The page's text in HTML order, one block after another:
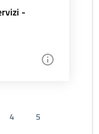
-
4
5